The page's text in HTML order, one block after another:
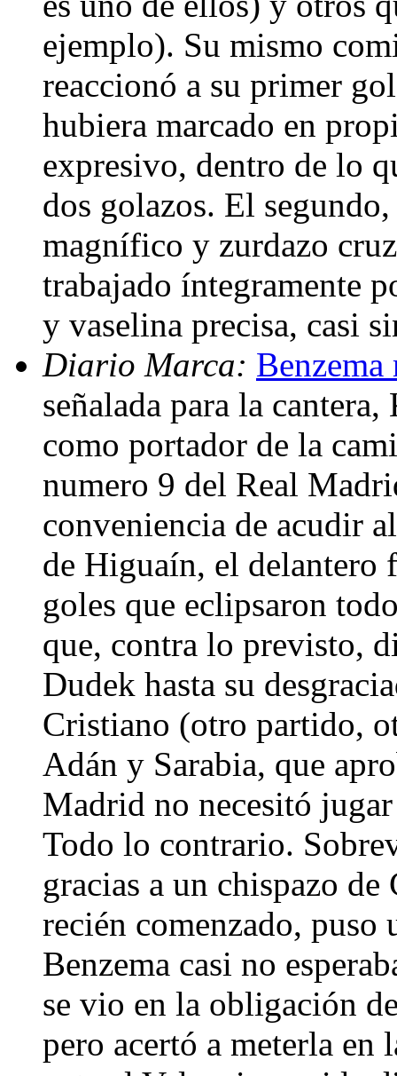
ejemplo). Su mismo
reaccionó a su primer
hubiera marcado en
expresivo, dentro de lo
dos golazos. El
magnífico y zurdazo
trabajado íntegramente
y vaselina precisa, casi
Diario Marca: Benzema
señalada para la
como portador de la
numero 9 del Real
conveniencia de acudir
de Higuaín, el delantero
goles que eclipsaron
que, contra lo previsto,
Dudek hasta su
Cristiano (otro partido,
Adán y Sarabia, que
Madrid no necesitó
Todo lo contrario.
gracias a un chispazo
recién comenzado, puso
Benzema casi no
se vio en la obligación
pero acertó a meterla en